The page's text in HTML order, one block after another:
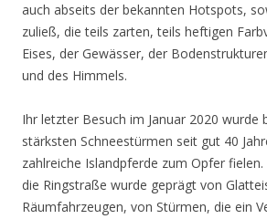
auch abseits der bekannten Hotspots,
zuließ, die teils zarten, teils heftigen
Eises, der Gewässer, der
und des Himmels.
Ihr letzter Besuch im Januar 2020 wurde
stärksten Schneestürmen seit gut 40
zahlreiche Islandpferde zum Opfer
die Ringstraße wurde geprägt von
Räumfahrzeugen, von Stürmen, die ein